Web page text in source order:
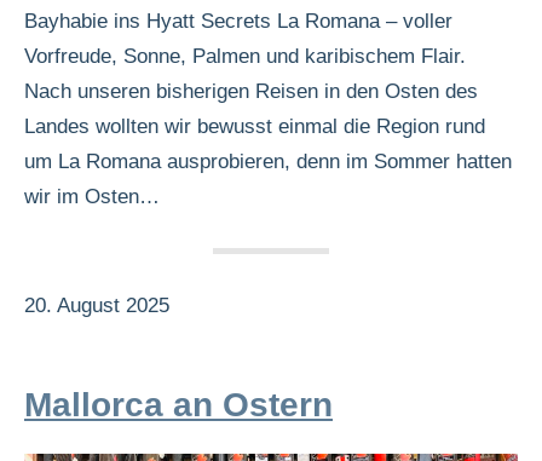
Bayhabie ins Hyatt Secrets La Romana – voller
Vorfreude, Sonne, Palmen und karibischem Flair.
Nach unseren bisherigen Reisen in den Osten des
Landes wollten wir bewusst einmal die Region rund
um La Romana ausprobieren, denn im Sommer hatten
wir im Osten…
20. August 2025
Mallorca an Ostern